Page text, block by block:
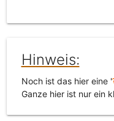
Hinweis:
Noch ist das hier eine '
Ganze hier ist nur ein